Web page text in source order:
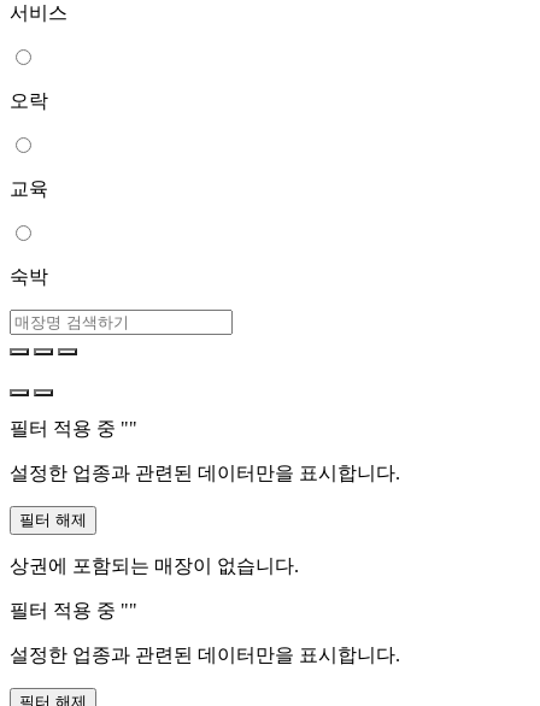
서비스
오락
교육
숙박
필터 적용 중 ""
설정한 업종과 관련된 데이터만을 표시합니다.
필터 해제
상권에 포함되는 매장이 없습니다.
필터 적용 중 ""
설정한 업종과 관련된 데이터만을 표시합니다.
필터 해제